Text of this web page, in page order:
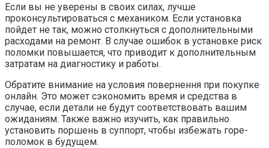
Если вы не уверены в своих силах, лучше
проконсультироваться с механиком. Если установка
пойдет не так, можно столкнуться с дополнительными
расходами на ремонт. В случае ошибок в установке риск
поломки повышается, что приводит к дополнительным
затратам на диагностику и работы.
Обратите внимание на условия повернення при покупке
онлайн. Это может сэкономить время и средства в
случае, если детали не будут соответствовать вашим
ожиданиям. Также важно изучить, как правильно
установить поршень в суппорт, чтобы избежать горе-
поломок в будущем.